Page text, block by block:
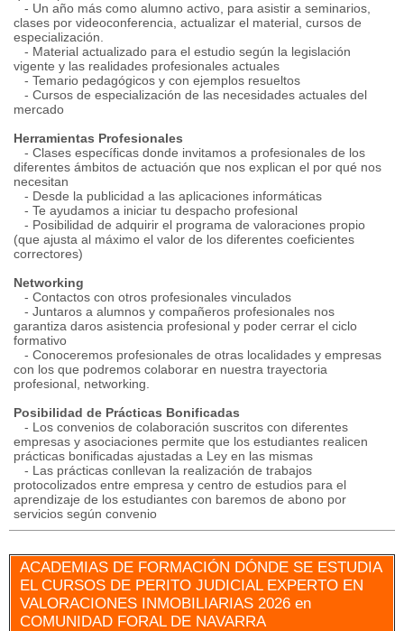
- Un año más como alumno activo, para asistir a seminarios,
clases por videoconferencia, actualizar el material, cursos de
especialización.
- Material actualizado para el estudio según la legislación
vigente y las realidades profesionales actuales
- Temario pedagógicos y con ejemplos resueltos
- Cursos de especialización de las necesidades actuales del
mercado
Herramientas Profesionales
- Clases específicas donde invitamos a profesionales de los
diferentes ámbitos de actuación que nos explican el por qué nos
necesitan
- Desde la publicidad a las aplicaciones informáticas
- Te ayudamos a iniciar tu despacho profesional
- Posibilidad de adquirir el programa de valoraciones propio
(que ajusta al máximo el valor de los diferentes coeficientes
correctores)
Networking
- Contactos con otros profesionales vinculados
- Juntaros a alumnos y compañeros profesionales nos
garantiza daros asistencia profesional y poder cerrar el ciclo
formativo
- Conoceremos profesionales de otras localidades y empresas
con los que podremos colaborar en nuestra trayectoria
profesional, networking.
Posibilidad de Prácticas Bonificadas
- Los convenios de colaboración suscritos con diferentes
empresas y asociaciones permite que los estudiantes realicen
prácticas bonificadas ajustadas a Ley en las mismas
- Las prácticas conllevan la realización de trabajos
protocolizados entre empresa y centro de estudios para el
aprendizaje de los estudiantes con baremos de abono por
servicios según convenio
ACADEMIAS DE FORMACIÓN DÓNDE SE ESTUDIA
EL CURSOS DE PERITO JUDICIAL EXPERTO EN
VALORACIONES INMOBILIARIAS 2026 en
COMUNIDAD FORAL DE NAVARRA